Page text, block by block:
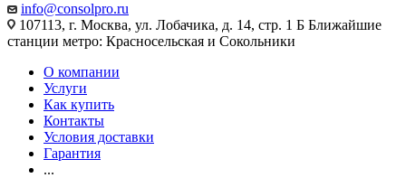
info@consolpro.ru
107113, г. Москва, ул. Лобачика, д. 14, стр. 1 Б Ближайшие
станции метро: Красносельская и Сокольники
О компании
Услуги
Как купить
Контакты
Условия доставки
Гарантия
...